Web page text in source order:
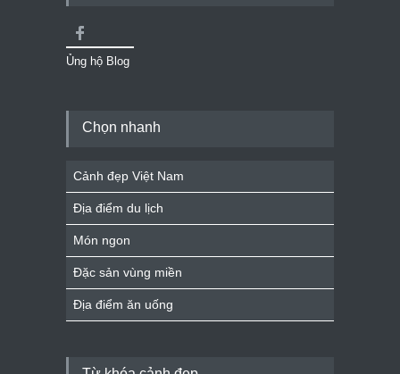
Ủng hộ Blog
Chọn nhanh
Cảnh đẹp Việt Nam
Địa điểm du lịch
Món ngon
Đặc sản vùng miền
Địa điểm ăn uống